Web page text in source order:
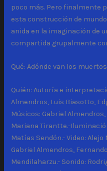
poco más. Pero finalmente
esta construcción de
anida en la imaginación de
compartida grupalmente
Qué: Adónde van los
Quién: Autoría e
Almendros, Luis Biasotto,
Músicos: Gabriel
Mariana Tirantte.-
Matías Sendón.- Video:
Gabriel Almendros,
Mendilaharzu.- Sonido: